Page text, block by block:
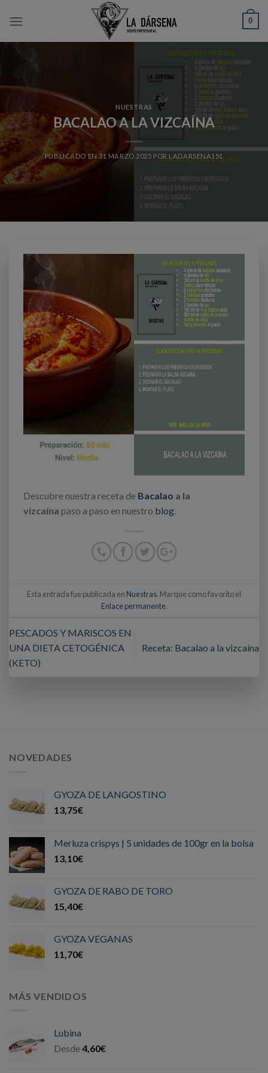
0
NUESTRAS
BACALAO A LA VIZCAÍNA
PUBLICADO EN31 MARZO 2025 PORLADARSENA151
Descubre nuestra receta de Bacalao a la
vizcaína paso a paso en nuestro blog
Esta entrada fue publicada en Nuestras. Marque como favorito el
Enlace permanente.
PESCADOS Y MARISCOS EN
UNA DIETA CETOGÉNICA
(KETO)
Receta: Bacalao a la vizcaína
NOVEDADES
GYOZA DE LANGOSTINO
13,75€
Merluza crispys | 5 unidades de 100gr en la bolsa
13,10€
GYOZA DE RABO DE TORO
15,40€
GYOZA VEGANAS
11,70€
MÁS VENDIDOS
Lubina
Desde4,60€